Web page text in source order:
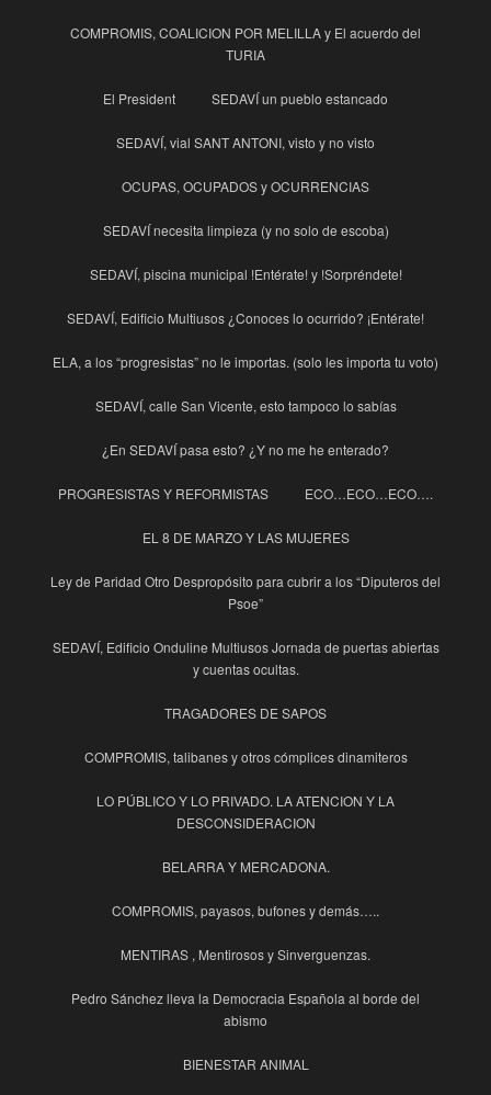
COMPROMIS, COALICION POR MELILLA y El acuerdo del
TURIA
El President SEDAVÍ un pueblo estancado
SEDAVÍ, vial SANT ANTONI, visto y no visto
OCUPAS, OCUPADOS y OCURRENCIAS
SEDAVÍ necesita limpieza (y no solo de escoba)
SEDAVÍ, piscina municipal !Entérate! y !Sorpréndete!
SEDAVÍ, Edificio Multiusos ¿Conoces lo ocurrido? ¡Entérate!
ELA, a los “progresistas” no le importas. (solo les importa tu voto)
SEDAVÍ, calle San Vicente, esto tampoco lo sabías
¿En SEDAVÍ pasa esto? ¿Y no me he enterado?
PROGRESISTAS Y REFORMISTAS ECO…ECO…ECO….
EL 8 DE MARZO Y LAS MUJERES
Ley de Paridad Otro Despropósito para cubrir a los “Diputeros del
Psoe”
SEDAVÍ, Edificio Onduline Multiusos Jornada de puertas abiertas
y cuentas ocultas.
TRAGADORES DE SAPOS
COMPROMIS, talibanes y otros cómplices dinamiteros
LO PÚBLICO Y LO PRIVADO. LA ATENCION Y LA
DESCONSIDERACION
BELARRA Y MERCADONA.
COMPROMIS, payasos, bufones y demás…..
MENTIRAS , Mentirosos y Sinverguenzas.
Pedro Sánchez lleva la Democracia Española al borde del
abismo
BIENESTAR ANIMAL